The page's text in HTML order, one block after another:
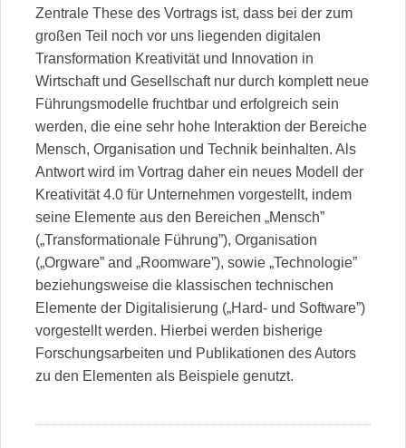
Zentrale These des Vortrags ist, dass bei der zum
großen Teil noch vor uns liegenden digitalen
Transformation Kreativität und Innovation in
Wirtschaft und Gesellschaft nur durch komplett neue
Führungsmodelle fruchtbar und erfolgreich sein
werden, die eine sehr hohe Interaktion der Bereiche
Mensch, Organisation und Technik beinhalten. Als
Antwort wird im Vortrag daher ein neues Modell der
Kreativität 4.0 für Unternehmen vorgestellt, indem
seine Elemente aus den Bereichen „Mensch”
(„Transformationale Führung”), Organisation
(„Orgware” and „Roomware”), sowie „Technologie”
beziehungsweise die klassischen technischen
Elemente der Digitalisierung („Hard- und Software”)
vorgestellt werden. Hierbei werden bisherige
Forschungsarbeiten und Publikationen des Autors
zu den Elementen als Beispiele genutzt.